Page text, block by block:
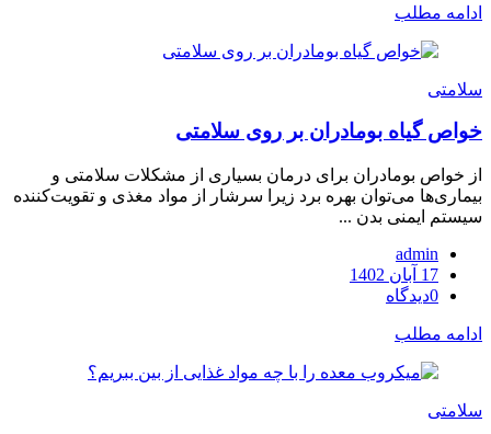
ادامه مطلب
سلامتی
خواص گیاه بومادران بر روی سلامتی
از خواص بومادران برای درمان بسیاری از مشکلات سلامتی و
بیماری‌ها می‌توان بهره برد زیرا سرشار از مواد مغذی و تقویت‌کننده
سیستم ایمنی بدن ...
admin
ارسال
شده
17 آبان 1402
0دیدگاه
ادامه مطلب
سلامتی